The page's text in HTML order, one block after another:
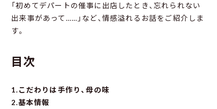
「初めてデパートの催事に出店したとき、忘れられない
出来事があって……」など、情感溢れるお話をご紹介しま
す。
目次
1.こだわりは手作り、母の味
2.基本情報